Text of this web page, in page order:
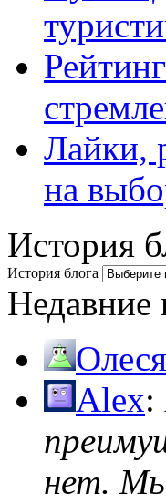
Лайки,
на
История
История блога
Недавние
Олеся
Alex:
нет.